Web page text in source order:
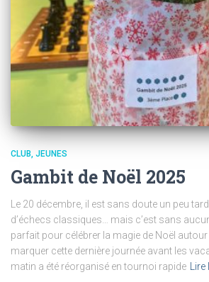
CLUB JEUNES
Gambit de Noël 2025
Le 20 décembre, il est sans doute un peu
d’échecs classiques… mais c’est sans
parfait pour célébrer la magie de Noël autour
marquer cette dernière journée avant les
matin a été réorganisé en tournoi rapide Lire